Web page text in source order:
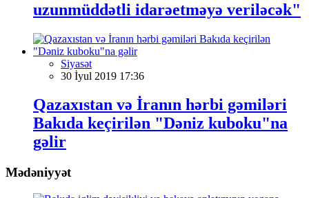
uzunmüddətli idarəetməyə veriləcək"
Siyasət
30 İyul 2019 17:36
Qazaxıstan və İranın hərbi gəmiləri
Bakıda keçirilən "Dəniz kuboku"na
gəlir
Mədəniyyət